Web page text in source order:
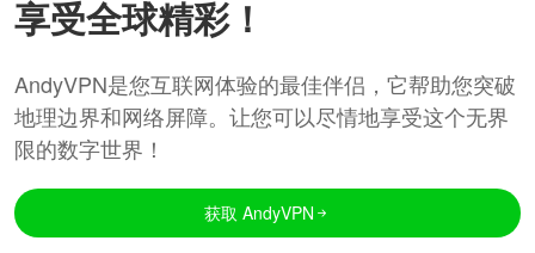
享受全球精彩！
AndyVPN是您互联网体验的最佳伴侣，它帮助您突破
地理边界和网络屏障。让您可以尽情地享受这个无界
限的数字世界！
获取 AndyVPN